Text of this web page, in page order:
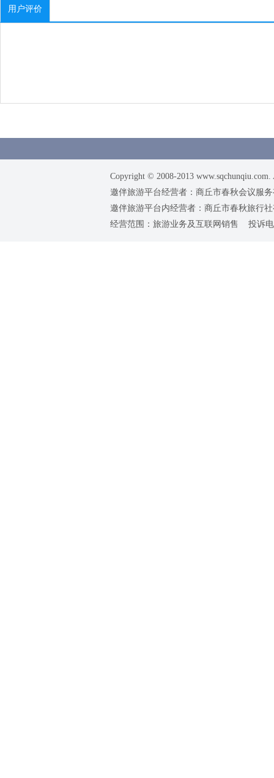
用户评价
Copyright © 2008-2013
邀伴旅游平台经营者：商丘市春秋会议服
邀伴旅游平台内经营者：商丘市春秋旅行
经营范围：旅游业务及互联网销售 投诉